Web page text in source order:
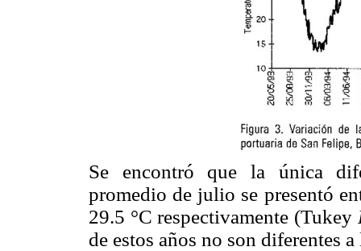
Se encontró que la única
promedio de julio se presentó
29.5 °C respectivamente (Tukey
de estos años no son diferentes a